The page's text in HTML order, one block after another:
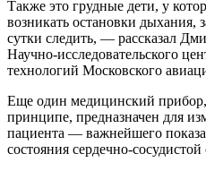
Также это грудные дети, у
возникать остановки дыхания,
сутки следить, — рассказал
Научно-исследовательского
технологий Московского
Еще один медицинский
принципе, предназначен для
пациента — важнейшего
состояния сердечно-